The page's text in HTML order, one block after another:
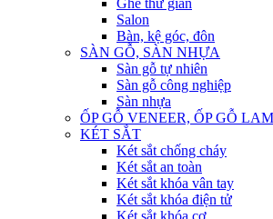
Ghế thư giãn
Salon
Bàn, kệ góc, đôn
SÀN GỖ, SÀN NHỰA
Sàn gỗ tự nhiên
Sàn gỗ công nghiệp
Sàn nhựa
ỐP GỖ VENEER, ỐP GỖ
KÉT SẮT
Két sắt chống cháy
Két sắt an toàn
Két sắt khóa vân tay
Két sắt khóa điện tử